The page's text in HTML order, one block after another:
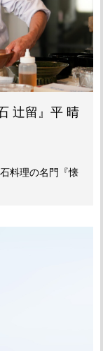
辻留』平 晴
料理の名門『懐